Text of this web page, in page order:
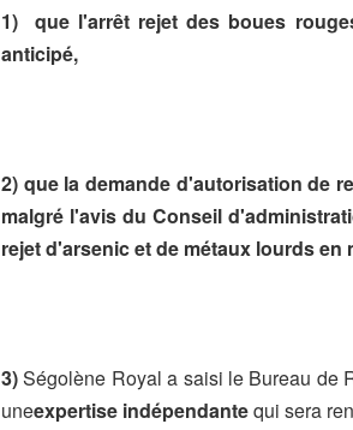
1)que l'arrêt rejet des boues
anticipé,
2) que la demande d'autorisation de
malgré l'avis du Conseil
rejet d'arsenic et de métaux lourds en
3)Ségolène Royal a saisi le Bureau de
uneexpertise indépendantequi sera